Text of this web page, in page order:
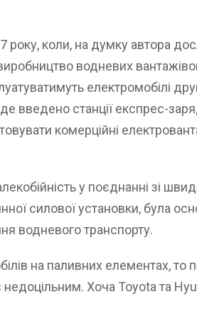
року, коли, на думку автора
водневих
електромобілі
введено станції експрес-
комерційні
у поєднанні зі
силової установки, була
водневого транспорту.
на паливних елементах, то
Хоча Toyota та